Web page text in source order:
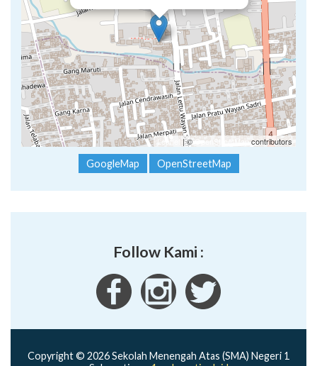
Leaflet | ©OpenStreetMap contributors
GoogleMap OpenStreetMap
Follow Kami :
Copyright © 2026 Sekolah Menengah Atas (SMA) Negeri 1